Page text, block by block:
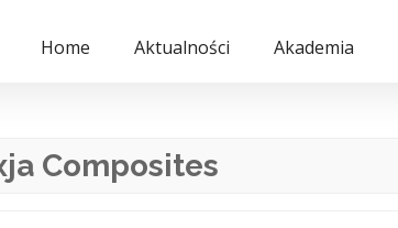
Home Aktualności Akademia
Composites